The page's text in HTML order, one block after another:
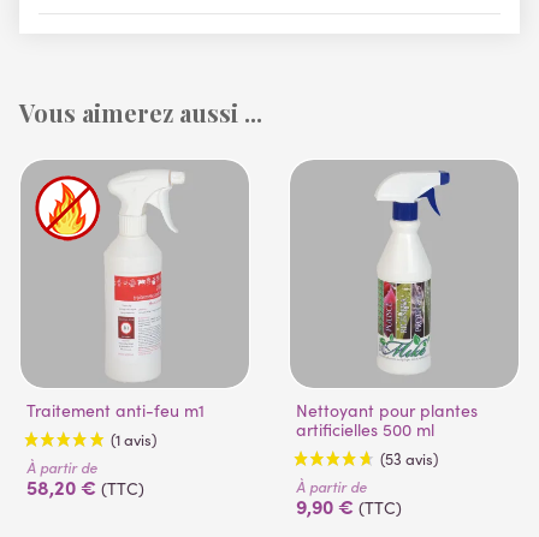
Vous aimerez aussi ...
Traitement anti-feu m1
À partir de
58,20 € (TTC)
Nettoyant pour plantes
artificielles 500 ml
À partir de
9,90 € (TTC)